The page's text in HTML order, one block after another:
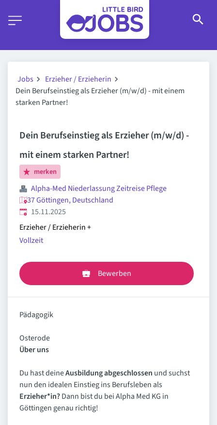
Jobs
Erzieher / Erzieherin
Dein Berufseinstieg als Erzieher (m/w/d) - mit einem
starken Partner!
Dein Berufseinstieg als Erzieher (m/w/d) -
mit einem starken Partner!
merken
Alpha-Med Niederlassung Zeitreise Pflege
37 Göttingen, Deutschland
Veröffentlicht:
15.11.2025
Erzieher / Erzieherin+
Vollzeit
Bewerben
Pädagogik
Osterode
Über uns
Du hast deineAusbildung abgeschlossen und suchst
nun den idealen Einstieg ins Berufsleben als
Erzieher*in?Dann bist du bei Alpha Med KG in
Göttingen genau richtig!